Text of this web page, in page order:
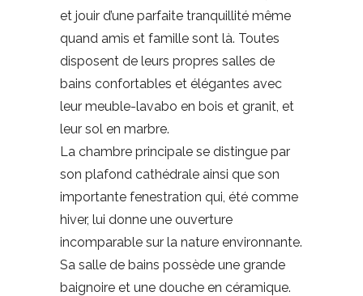
et jouir d’une parfaite tranquillité même
quand amis et famille sont là. Toutes
disposent de leurs propres salles de
bains confortables et élégantes avec
leur meuble-lavabo en bois et granit, et
leur sol en marbre.
La chambre principale se distingue par
son plafond cathédrale ainsi que son
importante fenestration qui, été comme
hiver, lui donne une ouverture
incomparable sur la nature environnante.
Sa salle de bains possède une grande
baignoire et une douche en céramique.